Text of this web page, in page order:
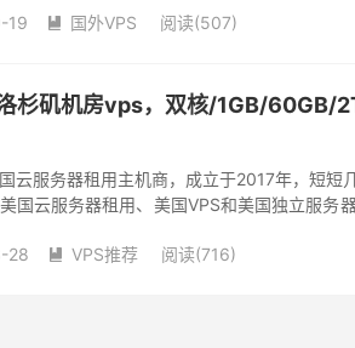
19  国外VPS 阅读(507)
杉矶机房vps，双核/1GB/60GB/
云服务器租用主机商，成立于2017年，短短
国云服务器租用、美国VPS和美国独立服务
28  VPS推荐 阅读(716)